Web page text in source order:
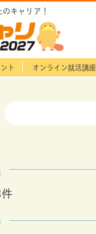
キャリア！
ト オンライン就活講座